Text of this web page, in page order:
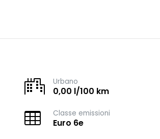
Urbano
0,00 l/100 km
Classe emissioni
Euro 6e